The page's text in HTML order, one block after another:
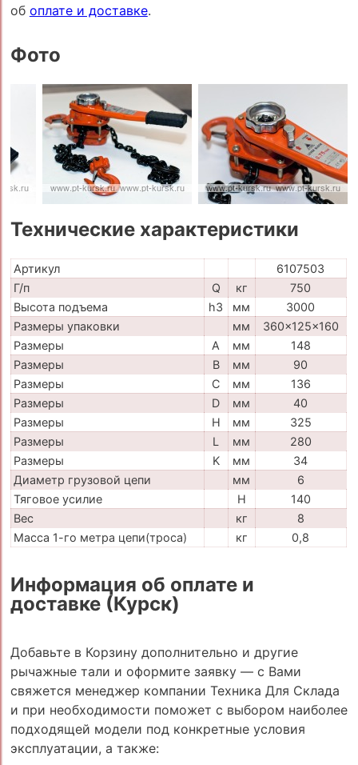
об оплате и доставке.
Фото
Технические характеристики
Артикул
6107503
Г/п
Q кг
750
Высота подъема
h3 мм
3000
Размеры упаковки
мм
360x125x160
Размеры
A мм
148
Размеры
B мм
90
Размеры
C мм
136
Размеры
D мм
40
Размеры
H мм
325
Размеры
L мм
280
Размеры
K мм
34
Диаметр грузовой цепи
мм
6
Тяговое усилие
H
140
Вес
кг
8
Масса 1-го метра цепи(троса)
кг 0,8
Информация об оплате и
доставке (Курск)
Добавьте в Корзину дополнительно и другие
рычажные тали и оформите заявку — с Вами
свяжется менеджер компании Техника Для Склада
и при необходимости поможет с выбором наиболее
подходящей модели под конкретные условия
эксплуатации, а также: